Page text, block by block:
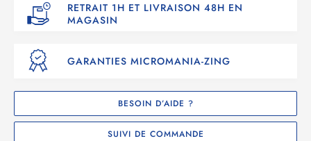
RETRAIT 1H ET LIVRAISON 48H EN
MAGASIN
GARANTIES MICROMANIA-ZING
BESOIN D’AIDE ?
SUIVI DE COMMANDE